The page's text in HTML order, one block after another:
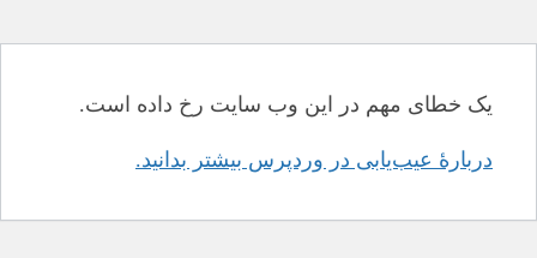
یک خطای مهم در این وب سایت رخ داده است.
دربارهٔ عیب‌یابی در وردپرس بیشتر بدانید.